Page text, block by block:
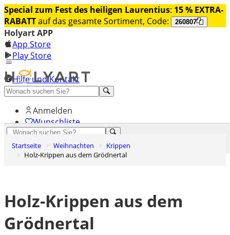
Special zum Fest des heiligen Laurentius: 15 % EXTRA-
RABATTauf das gesamte Sortiment, Code: 260807
Holyart APP
App Store
Play Store
Hilfe und Kontakt
Entdecken Sie Premium
Anmelden
Wunschliste
Warenkorb
Startseite Weihnachten
Krippen
Holz-Krippen aus dem Grödnertal
Holz-Krippen aus dem
Grödnertal